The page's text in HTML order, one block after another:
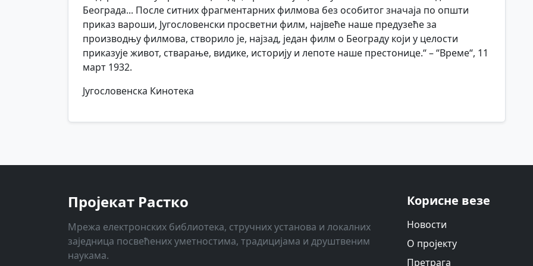
Београда... После ситних фрагментарних филмова без особитог значаја по општи
приказ вароши, Југословенски просветни филм, највеће наше предузеће за
производњу филмова, створило је, најзад, један филм о Београду који у целости
приказује живот, стварање, видике, историју и лепоте наше престонице.“ – “Време“, 11
март 1932.
Југословенска Кинотека
Пројекат Растко
Мрежа електронских библиотека, стручних установа и локалних
заједница посвећених уметностима, традицијама и друштвеним
наукама.
Корисне везе
Новости
О пројекту
Претрага